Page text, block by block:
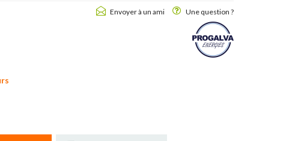
Envoyer à un ami Une question ?